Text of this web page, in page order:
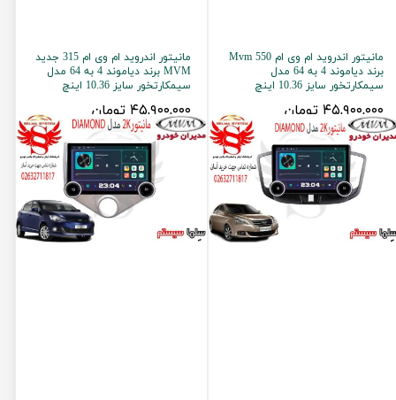
مانیتور اندروید ام وی ام 550 Mvm
برند دیاموند 4 به 64 مدل
سیمکارتخور سایز 10.36 اینچ
۴۵,۹۰۰,۰۰۰ تومان
مانیتور اندروید ام وی ام 315 جدید
MVM برند دیاموند 4 به 64 مدل
سیمکارتخور سایز 10.36 اینچ
۴۵,۹۰۰,۰۰۰ تومان